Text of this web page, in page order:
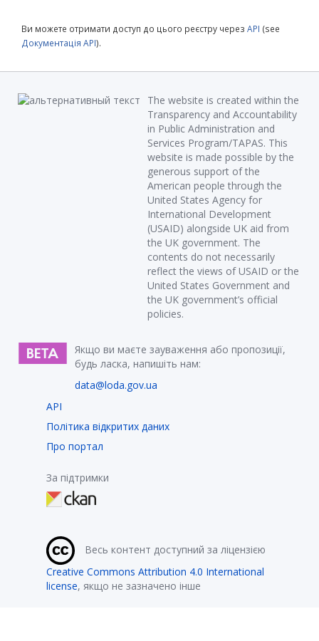
Ви можете отримати доступ до цього реєстру через API (see
Документація API).
The website is created within the
Transparency and Accountability
in Public Administration and
Services Program/TAPAS. This
website is made possible by the
generous support of the
American people through the
United States Agency for
International Development
(USAID) alongside UK aid from
the UK government. The
contents do not necessarily
reflect the views of USAID or the
United States Government and
the UK government’s official
policies.
Якщо ви маєте зауваження або пропозиції,
будь ласка, напишіть нам:
data@loda.gov.ua
API
Політика відкритих даних
Про портал
За підтримки
Весь контент доступний за ліцензією
Creative Commons Attribution 4.0 International
license, якщо не зазначено інше